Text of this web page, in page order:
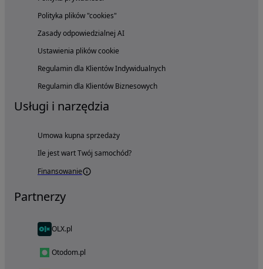
Polityka plików "cookies"
Zasady odpowiedzialnej AI
Ustawienia plików cookie
Regulamin dla Klientów Indywidualnych
Regulamin dla Klientów Biznesowych
Usługi i narzędzia
Umowa kupna sprzedaży
Ile jest wart Twój samochód?
Finansowanie
Partnerzy
OLX.pl
Otodom.pl